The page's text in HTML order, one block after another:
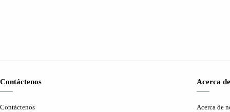
Contáctenos
Contáctenos
Acerca
Acerca de